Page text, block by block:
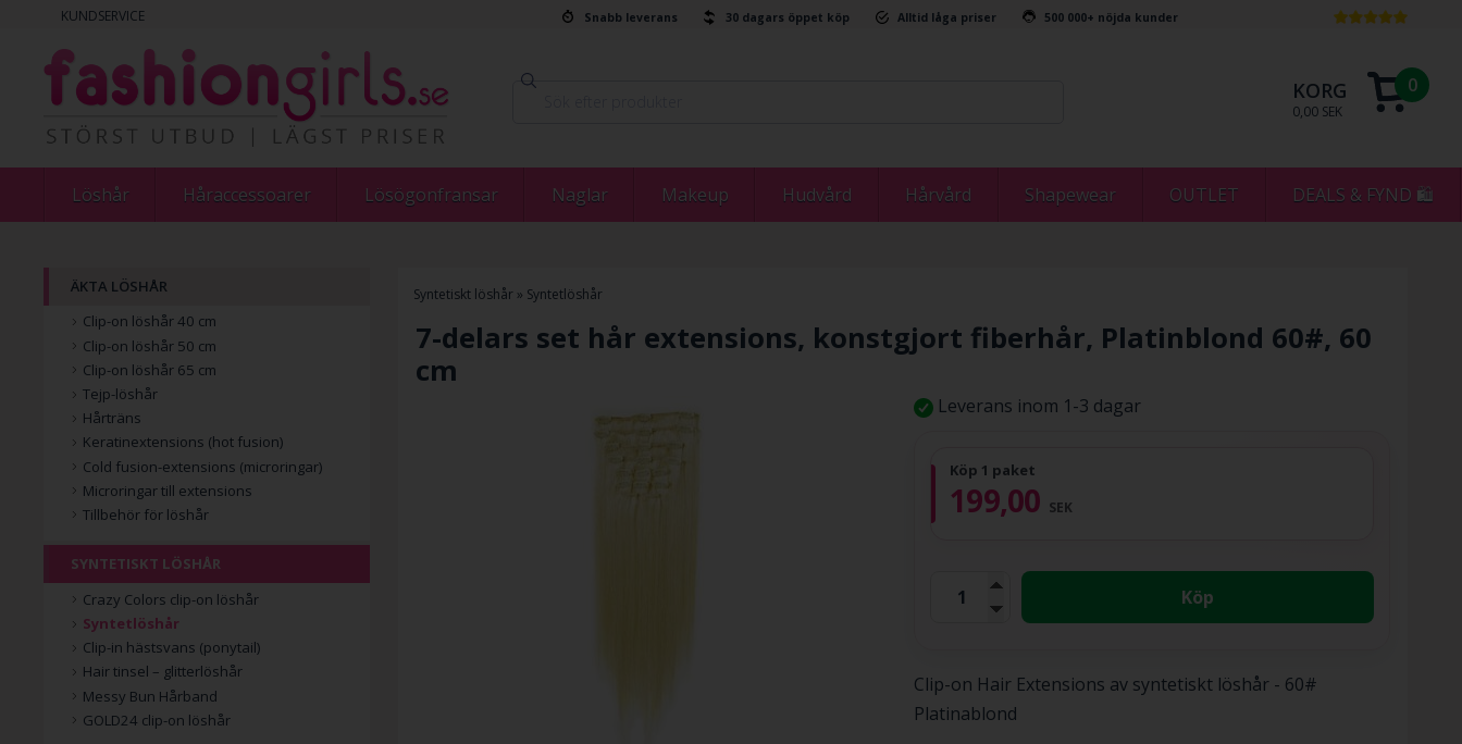
KUNDSERVICE Snabb leverans 30 dagars öppet köp Alltid låga priser 500 000+ nöjda kunder
KORG
0,00 SEK
0
Löshår Håraccessoarer Lösögonfransar Naglar Makeup Hudvård Hårvård Shapewear OUTLET DEALS & FYND 🛍
Syntetiskt löshår » Syntetlöshår
7-delars set hår extensions, konstgjort fiberhår, Platinblond 60#, 60
cm
Leverans inom 1-3 dagar
Köp 1 paket
199,00 SEK
Köp
Clip-on Hair Extensions av syntetiskt löshår - 60#
Platinablond
ÄKTA LÖSHÅR
Clip-on löshår 40 cm
Clip-on löshår 50 cm
Clip-on löshår 65 cm
Tejp-löshår
Hårträns
Keratinextensions (hot fusion)
Cold fusion-extensions (microringar)
Microringar till extensions
Tillbehör för löshår
SYNTETISKT LÖSHÅR
Crazy Colors clip-on löshår
Syntetlöshår
Clip-in hästsvans (ponytail)
Hair tinsel – glitterlöshår
Messy Bun Hårband
GOLD24 clip-on löshår